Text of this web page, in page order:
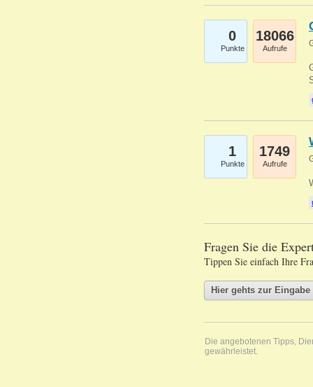
0
Punkte
18066
Aufrufe
1
Punkte
1749
Aufrufe
Fragen Sie die
Tippen Sie einfach Ihre
Die angebotenen Tipps,
gewährleistet.